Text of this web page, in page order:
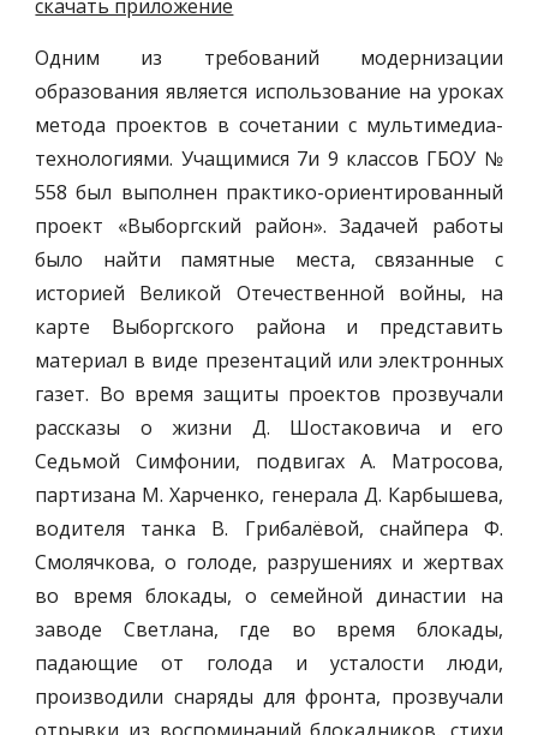
скачать приложение
Одним из требований модернизации
образования является использование на уроках
метода проектов в сочетании с мультимедиа-
технологиями. Учащимися 7и 9 классов ГБОУ №
558 был выполнен практико-ориентированный
проект «Выборгский район». Задачей работы
было найти памятные места, связанные с
историей Великой Отечественной войны, на
карте Выборгского района и представить
материал в виде презентаций или электронных
газет. Во время защиты проектов прозвучали
рассказы о жизни Д. Шостаковича и его
Седьмой Симфонии, подвигах А. Матросова,
партизана М. Харченко, генерала Д. Карбышева,
водителя танка В. Грибалёвой, снайпера Ф.
Смолячкова, о голоде, разрушениях и жертвах
во время блокады, о семейной династии на
заводе Светлана, где во время блокады,
падающие от голода и усталости люди,
производили снаряды для фронта, прозвучали